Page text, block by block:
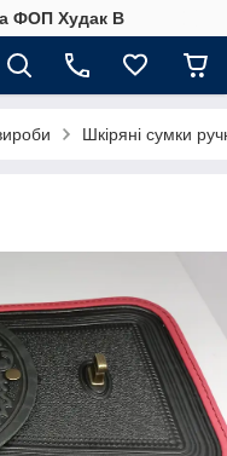
ФОП Худак В
Шкіряні сумки